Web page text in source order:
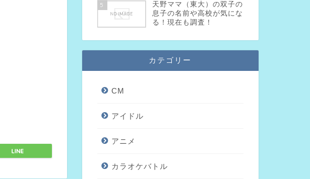
5
天野ママ（東大）の双子の
息子の名前や高校が気にな
る！現在も調査！
カテゴリー
CM
アイドル
アニメ
カラオケバトル